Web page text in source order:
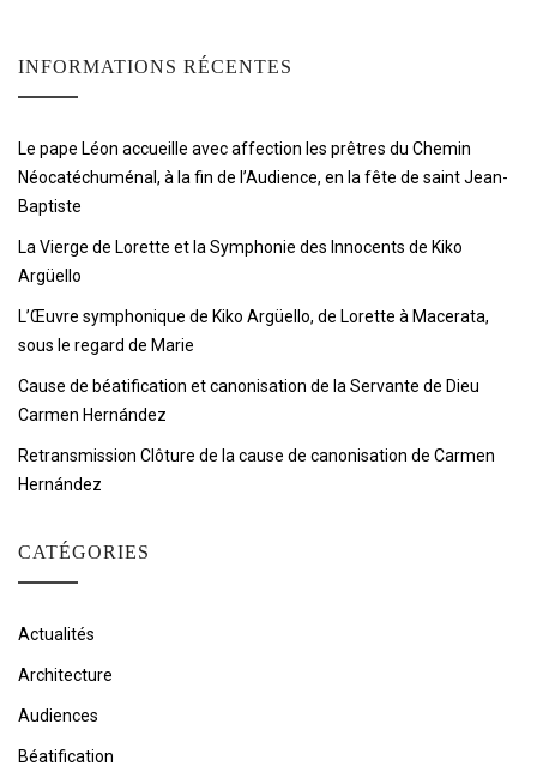
INFORMATIONS RÉCENTES
Le pape Léon accueille avec affection les prêtres du Chemin
Néocatéchuménal, à la fin de l’Audience, en la fête de saint Jean-
Baptiste
La Vierge de Lorette et la Symphonie des Innocents de Kiko
Argüello
L’Œuvre symphonique de Kiko Argüello, de Lorette à Macerata,
sous le regard de Marie
Cause de béatification et canonisation de la Servante de Dieu
Carmen Hernández
Retransmission Clôture de la cause de canonisation de Carmen
Hernández
CATÉGORIES
Actualités
Architecture
Audiences
Béatification